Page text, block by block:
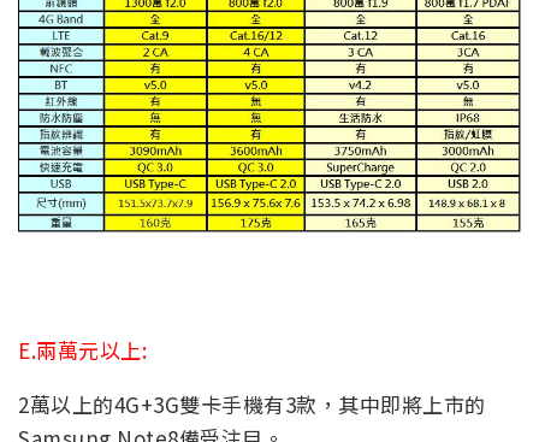
E.兩萬元以上:
2萬以上的4G+3G雙卡手機有3款，其中即將上市的